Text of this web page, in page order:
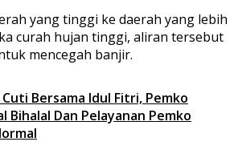
yang tinggi ke daerah yang lebih
curah hujan tinggi, aliran tersebut
mencegah banjir.
Cuti Bersama Idul Fitri, Pemko
Bihalal Dan Pelayanan Pemko